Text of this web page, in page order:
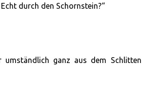
durch den Schornstein?“
umständlich ganz aus dem Schlitten